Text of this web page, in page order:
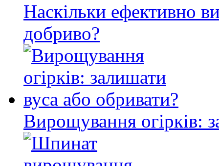
Наскільки ефективно
добриво?
Вирощування огірків: